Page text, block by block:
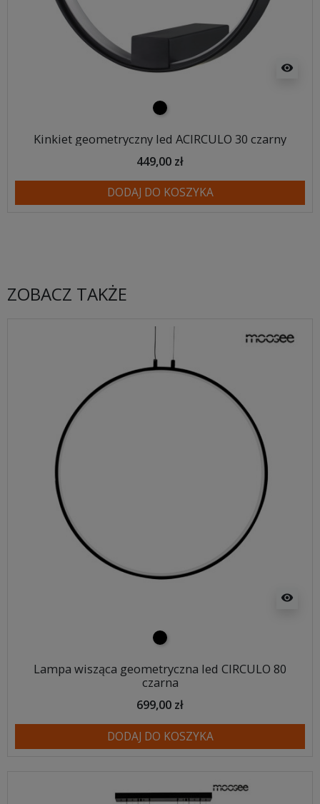
visibility
czarny
Kinkiet geometryczny led ACIRCULO 30 czarny
449,00 zł
DODAJ DO KOSZYKA
ZOBACZ TAKŻE
visibility
czarny
Lampa wisząca geometryczna led CIRCULO 80
czarna
699,00 zł
DODAJ DO KOSZYKA